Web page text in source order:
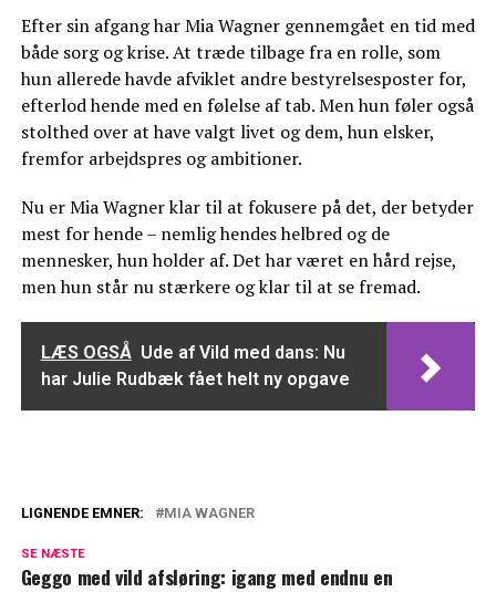
Efter sin afgang har Mia Wagner gennemgået en tid med
både sorg og krise. At træde tilbage fra en rolle, som
hun allerede havde afviklet andre bestyrelsesposter for,
efterlod hende med en følelse af tab. Men hun føler også
stolthed over at have valgt livet og dem, hun elsker,
fremfor arbejdspres og ambitioner.
Nu er Mia Wagner klar til at fokusere på det, der betyder
mest for hende – nemlig hendes helbred og de
mennesker, hun holder af. Det har været en hård rejse,
men hun står nu stærkere og klar til at se fremad.
LÆS OGSÅ Ude af Vild med dans: Nu
har Julie Rudbæk fået helt ny opgave
Janni 1,5 års fængsel
LIGNENDE EMNER: MIA WAGNER
SE NÆSTE
Geggo med vild afsløring: igang med endnu en